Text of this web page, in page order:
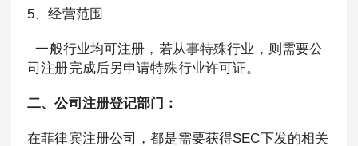
5、经营范围
一般行业均可注册，若从事特殊行业，则需要公
司注册完成后另申请特殊行业许可证。
二、公司注册登记部门：
在菲律宾注册公司，都是需要获得SEC下发的相关